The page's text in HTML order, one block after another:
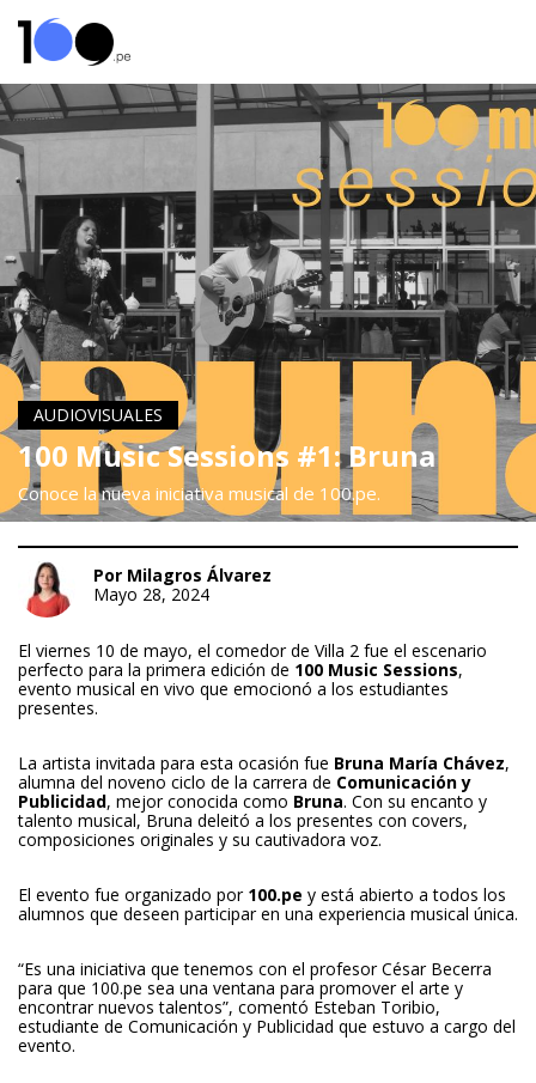
AUDIOVISUALES
100 Music Sessions #1: Bruna
Conoce la nueva iniciativa musical de 100.pe.
Por Milagros Álvarez
Mayo 28, 2024
El viernes 10 de mayo, el comedor de Villa 2 fue el escenario
perfecto para la primera edición de 100 Music Sessions,
evento musical en vivo que emocionó a los estudiantes
presentes.
La artista invitada para esta ocasión fue Bruna María Chávez,
alumna del noveno ciclo de la carrera de Comunicación y
Publicidad, mejor conocida como Bruna. Con su encanto y
talento musical, Bruna deleitó a los presentes con covers,
composiciones originales y su cautivadora voz.
El evento fue organizado por 100.pe y está abierto a todos los
alumnos que deseen participar en una experiencia musical única.
“Es una iniciativa que tenemos con el profesor César Becerra
para que 100.pe sea una ventana para promover el arte y
encontrar nuevos talentos”, comentó Esteban Toribio,
estudiante de Comunicación y Publicidad que estuvo a cargo del
evento.